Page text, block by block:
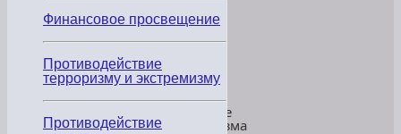
988
643
В
качестве
механизма
Финансовое просвещение
Противодействие
терроризму и экстремизму
Противодействие